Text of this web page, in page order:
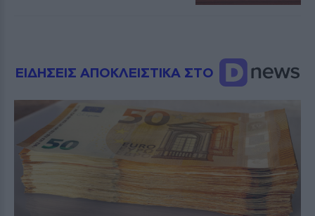
ΕΙΔΗΣΕΙΣ ΑΠΟΚΛΕΙΣΤΙΚΑ ΣΤΟ